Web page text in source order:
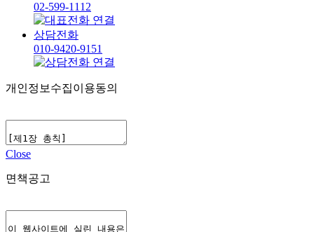
02-599-1112
상담전화
010-9420-9151
개인정보수집이용동의
Close
면책공고